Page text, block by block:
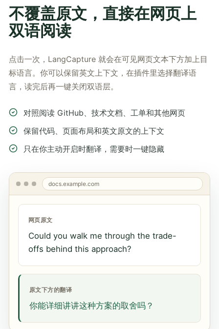
不覆盖原文，直接在网页上
双语阅读
点击一次，LangCapture 就会在可见网页文本下方加上目
标语言。你可以保留英文上下文，在插件里选择翻译语
言，读完后再一键关闭双语层。
对照阅读 GitHub、技术文档、工单和其他网页
保留代码、页面布局和英文原文的上下文
只在你主动开启时翻译，需要时一键隐藏
docs.example.com
网页原文
Could you walk me through the trade-
offs behind this approach?
原文下方的翻译
你能详细讲讲这种方案的取舍吗？